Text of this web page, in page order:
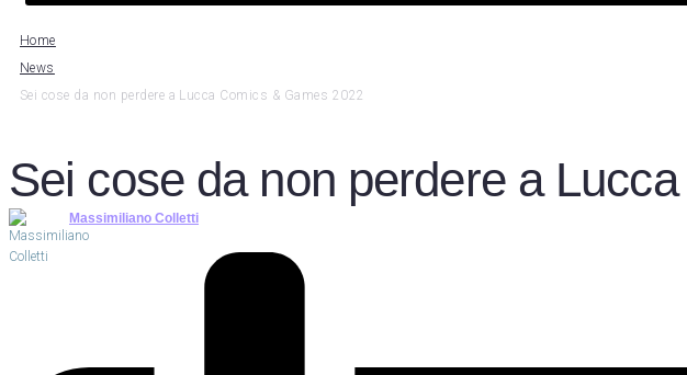
Home
News
Sei cose da non perdere a Lucca Comics & Games 2022
Sei cose da non perdere a
Massimiliano Colletti